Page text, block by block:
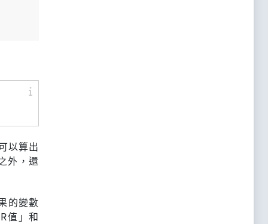
以算出
外，還
的變數
值」和